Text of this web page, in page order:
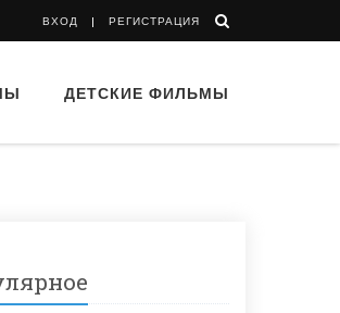
ВХОД РЕГИСТРАЦИЯ
ДЕТСКИЕ ФИЛЬМЫ